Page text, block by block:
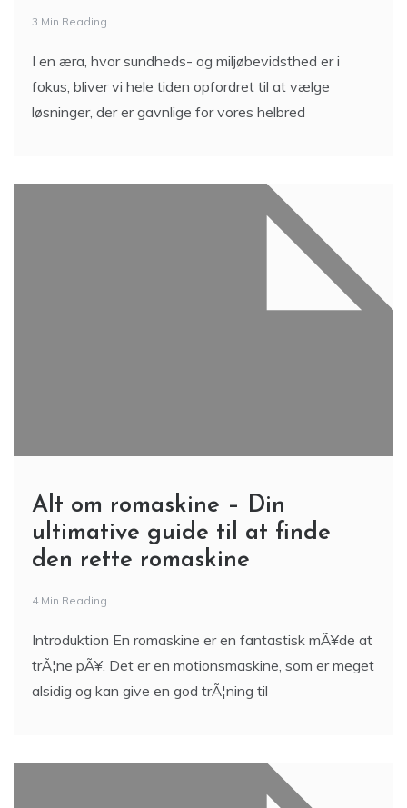
3 Min Reading
I en æra, hvor sundheds- og miljøbevidsthed er i
fokus, bliver vi hele tiden opfordret til at vælge
løsninger, der er gavnlige for vores helbred
Alt om romaskine – Din
ultimative guide til at finde
den rette romaskine
4 Min Reading
Introduktion En romaskine er en fantastisk mÃ¥de at
trÃ¦ne pÃ¥. Det er en motionsmaskine, som er meget
alsidig og kan give en god trÃ¦ning til